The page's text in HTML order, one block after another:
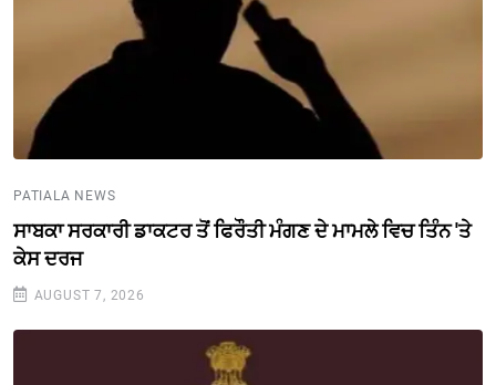
PATIALA NEWS
ਸਾਬਕਾ ਸਰਕਾਰੀ ਡਾਕਟਰ ਤੋਂ ਫਿਰੌਤੀ ਮੰਗਣ ਦੇ ਮਾਮਲੇ ਵਿਚ ਤਿੰਨ 'ਤੇ
ਕੇਸ ਦਰਜ
AUGUST 7, 2026